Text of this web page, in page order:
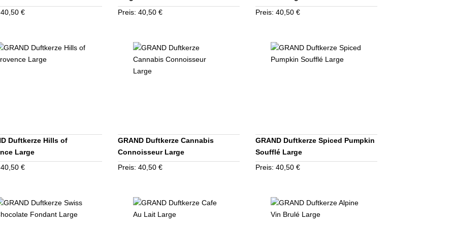
€
Preis: 40,50 €
Preis: 40,50 €
Duftkerze Hills of
Large
€
GRAND Duftkerze Cannabis
Connoisseur Large
Preis: 40,50 €
GRAND Duftkerze Spiced Pumpkin
Soufflé Large
Preis: 40,50 €